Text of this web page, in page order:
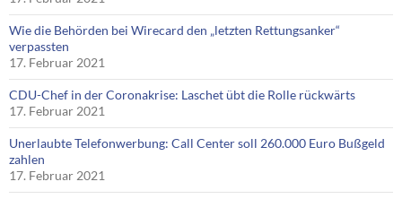
Wie die Behörden bei Wirecard den „letzten Rettungsanker“
verpassten
17. Februar 2021
CDU-Chef in der Coronakrise: Laschet übt die Rolle rückwärts
17. Februar 2021
Unerlaubte Telefonwerbung: Call Center soll 260.000 Euro Bußgeld
zahlen
17. Februar 2021